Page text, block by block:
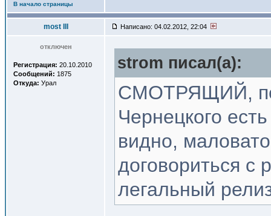
В начало страницы
most III Написано: 04.02.2012, 22:04
отключен
Регистрация: 20.10.2010
Сообщений: 1875
Откуда: Урал
strom писал(a):
СМОТРЯЩИЙ,
Чернецкого
видно,
договориться с
легальный